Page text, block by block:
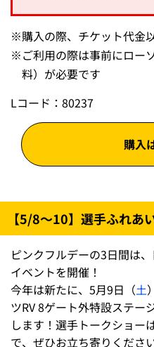
※購入の際、チケット代金
※ご利用の際は事前にロー
料）が必要です
Lコード：80237
購入
【5/8～10】選手ふれあ
ピンクフルデーの3日間は
イベントを開催！
今年は新たに、5月9日（土
ツRV 8ゲート外特設ステー
します！選手トークショー
で、ぜひお立ち寄りください